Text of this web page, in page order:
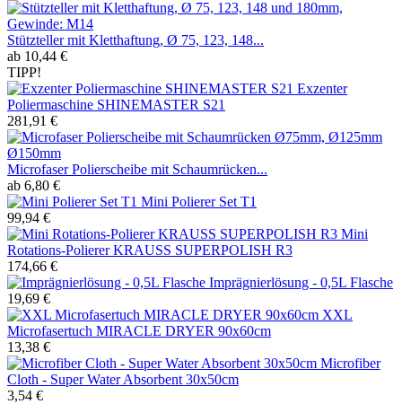
Stützteller mit Kletthaftung, Ø 75, 123, 148...
ab 10,44 €
TIPP!
Exzenter
Poliermaschine SHINEMASTER S21
281,91 €
Microfaser Polierscheibe mit Schaumrücken...
ab 6,80 €
Mini Polierer Set T1
99,94 €
Mini
Rotations-Polierer KRAUSS SUPERPOLISH R3
174,66 €
Imprägnierlösung - 0,5L Flasche
19,69 €
XXL
Microfasertuch MIRACLE DRYER 90x60cm
13,38 €
Microfiber
Cloth - Super Water Absorbent 30x50cm
3,54 €